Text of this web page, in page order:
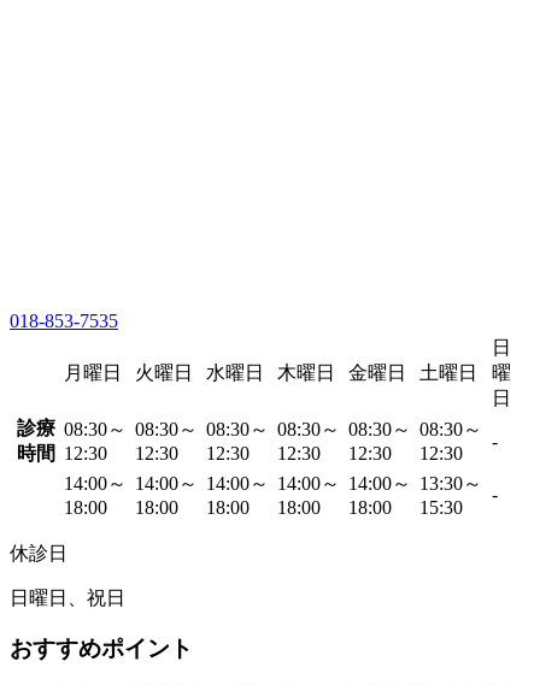
018-853-7535
月曜日 火曜日 水曜日 木曜日 金曜日 土曜日
日
曜
日
診療
時間
08:30～
12:30
08:30～
12:30
08:30～
12:30
08:30～
12:30
08:30～
12:30
08:30～
12:30
-
14:00～
18:00
14:00～
18:00
14:00～
18:00
14:00～
18:00
14:00～
18:00
13:30～
15:30
-
休診日
日曜日、祝日
おすすめポイント